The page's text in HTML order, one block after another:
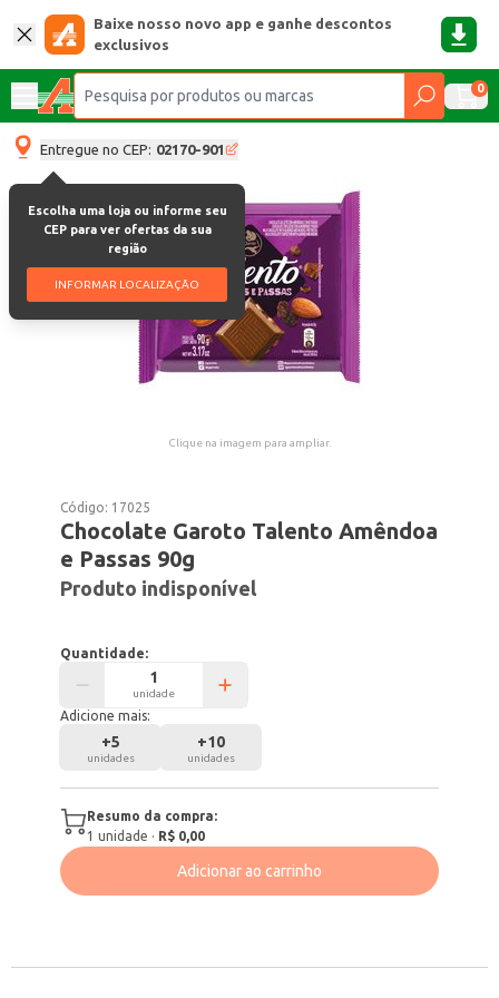
Baixe nosso novo app e ganhe descontos
exclusivos
0
Entregue no CEP: 02170-901
Escolha uma loja ou informe seu
CEP para ver ofertas da sua
região
INFORMAR LOCALIZAÇÃO
Clique na imagem para ampliar.
Código: 17025
Chocolate Garoto Talento Amêndoa
e Passas 90g
Produto indisponível
Quantidade:
unidade
Adicione mais:
+5
unidades
+10
unidades
Resumo da compra:
1 unidade · R$ 0,00
Adicionar ao carrinho